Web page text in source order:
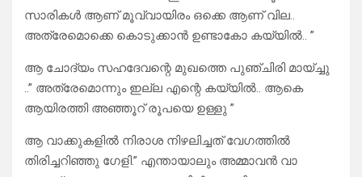
സാരികൾ ആണ് മൂവ്വായിരം ഒക്കെ ആണ് വില..
അത്രേമൊക്കെ കൊടുക്കാൻ ഉണ്ടാകോ കയ്യിൽ.. ”
ആ ചോദ്യം സഹദേവന്റെ മുഖത്തെ പുഞ്ചിരി മായ്ച്ചു
..” അത്രേമൊന്നും ഇല്ല എന്റെ കയ്യിൽ.. ആകെ
ആയിരത്തി അഞ്ഞൂറ് രൂപയെ ഉള്ളു ”
ആ വാക്കുകളിൽ നിരാശ നിഴലിച്ചത് വേഗത്തിൽ
തിരിച്ചറിഞ്ഞു ഗേളി.” എന്തായാലും അമ്മാവൻ വാ